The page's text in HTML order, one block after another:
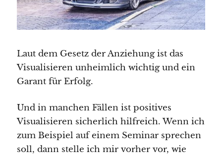
Laut dem Gesetz der Anziehung ist das
Visualisieren unheimlich wichtig und ein
Garant für Erfolg.
Und in manchen Fällen ist positives
Visualisieren sicherlich hilfreich. Wenn ich
zum Beispiel auf einem Seminar sprechen
soll, dann stelle ich mir vorher vor, wie